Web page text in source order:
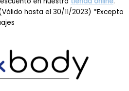
(Válido hasta el 30/11/2023) *Excepto